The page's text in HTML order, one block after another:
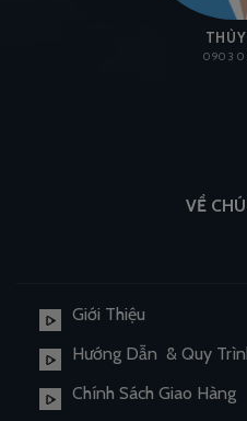
0903
VỀ
Giới Thiệu
Hướng Dẫn & Quy
Chính Sách Giao Hàng